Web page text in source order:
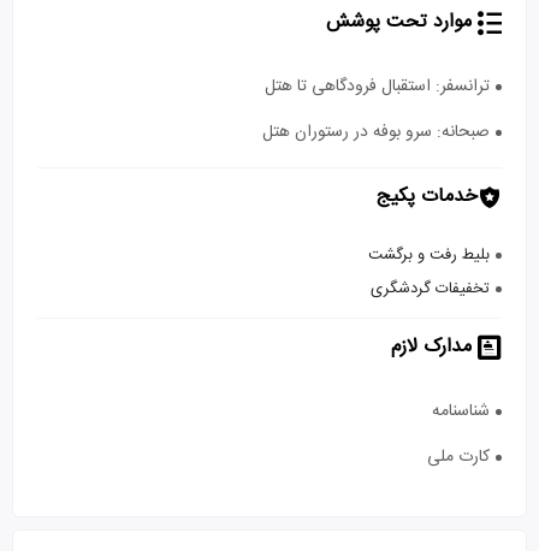
موارد تحت پوشش
ترانسفر: استقبال فرودگاهی تا هتل
صبحانه: سرو بوفه در رستوران هتل
خدمات پکیج
بلیط رفت و برگشت
تخفیفات گردشگری
مدارک لازم
شناسنامه
کارت ملی